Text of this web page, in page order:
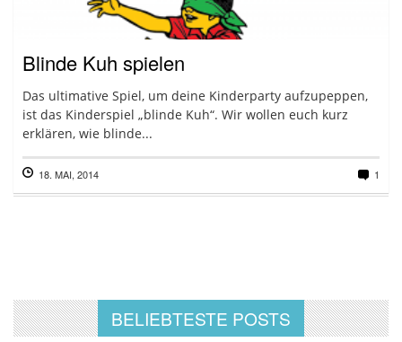
Blinde Kuh spielen
Das ultimative Spiel, um deine Kinderparty aufzupeppen,
ist das Kinderspiel „blinde Kuh“. Wir wollen euch kurz
erklären, wie blinde...
18. MAI, 2014 1
BELIEBTESTE POSTS